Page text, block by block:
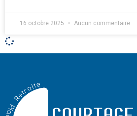
16 octobre 2025 Aucun commentaire